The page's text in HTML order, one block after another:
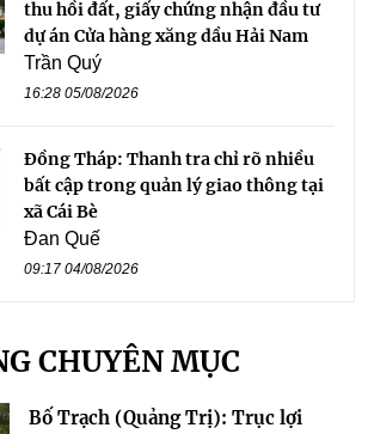
thu hồi đất, giấy chứng nhận đầu tư
dự án Cửa hàng xăng dầu Hải Nam
Trần Quý
16:28 05/08/2026
Đồng Tháp: Thanh tra chỉ rõ nhiều
bất cập trong quản lý giao thông tại
xã Cái Bè
Đan Quế
09:17 04/08/2026
CHUYÊN MỤC
Bố Trạch (Quảng Trị): Trục lợi